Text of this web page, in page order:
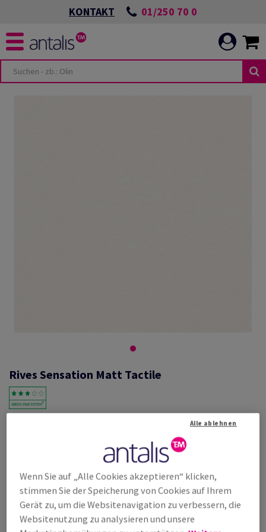
KONTAKT 01/250 70 0
Rives Sensation Matt Tactile
Rives Sensation Tactile Matt, natur, 270g/m2, matt, holzfrei ECF,
700mm x 1000mm, B1, SB, Paket zu 100 Bogen/Blatt, FSC Mix Credit
Listenpreis
€ 1 891,49 23,91% Rabatt
möglich ab
Wenn Sie auf „Alle Cookies akzeptieren“ klicken,
stimmen Sie der Speicherung von Cookies auf Ihrem
Gerät zu, um die Websitenavigation zu verbessern, die
Websitenutzung zu analysieren und unsere
Alle ablehnen